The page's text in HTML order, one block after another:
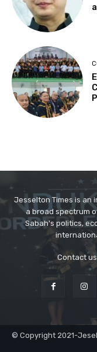
Jesselton Times is an
a broad spectrum
Sabah's politics,
Contact
© Copyright 2021-